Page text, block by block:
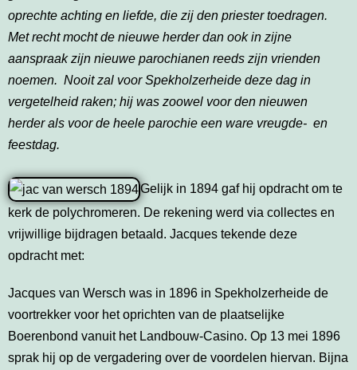
oprechte achting en liefde, die zij den priester toedragen.
Met recht mocht de nieuwe herder dan ook in zijne
aanspraak zijn nieuwe parochianen reeds zijn vrienden
noemen. Nooit zal voor Spekholzerheide deze dag in
vergetelheid raken; hij was zoowel voor den nieuwen
herder als voor de heele parochie een ware vreugde- en
feestdag.
Gelijk in 1894 gaf hij opdracht om te
kerk de polychromeren. De rekening werd via collectes en
vrijwillige bijdragen betaald. Jacques tekende deze
opdracht met:
Jacques van Wersch was in 1896 in Spekholzerheide de
voortrekker voor het oprichten van de plaatselijke
Boerenbond vanuit het Landbouw-Casino. Op 13 mei 1896
sprak hij op de vergadering over de voordelen hiervan. Bijna